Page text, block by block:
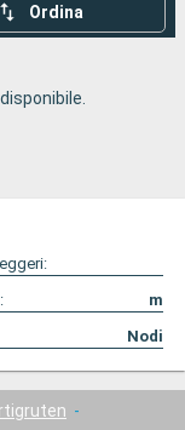
Ordina
m
Nodi